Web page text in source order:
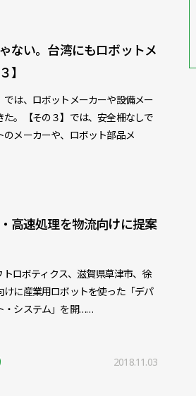
ない。台湾にもロボットメ
】
では、ロボットメーカーや設備メー
た。【その３】では、安全柵なしで
メーカーや、ロボット部品メ
高速処理を物流向けに提案
ロボティクス、滋賀県草津市、徐
けに産業用ロボットを使った「デパ
・システム」を開……
2018.11.03